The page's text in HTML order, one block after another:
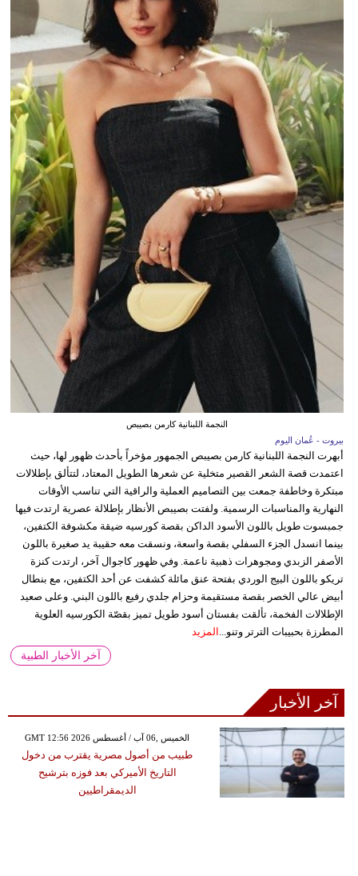
النجمة اللبنانية كارمن بصيبص
بيروت - عُمان اليوم
أبهرت النجمة اللبنانية كارمن بصيبص الجمهور مؤخراً بأحدث ظهور لها، حيث
اعتمدت قصة الشعر القصير متخلية عن شعرها الطويل المعتاد، لتتألق بإطلالات
مبتكرة وخاطفة جمعت بين التصاميم العملية والراقية التي تناسب الأوقات
النهارية والمناسبات الرسمية. ولفتت بصيبص الأنظار بإطلالة عصرية ارتدت فيها
جمبسوت طويل باللون الأسود الداكن بقصة كورسيه ضيقة مكشوفة الكتفين،
بينما انسدل الجزء السفلي بقصة واسعة، ونسقت معه حقيبة يد صغيرة باللون
الأصفر الزبدي ومجوهرات ذهبية ناعمة. وفي ظهور كاجوال آخر، ارتدت كنزة
تريكو باللون البيج الوردي بفتحة عنق مائلة كشفت عن أحد الكتفين، مع بنطال
أبيض عالي الخصر بقصة مستقيمة وحزام جلدي رفيع باللون البني. وعلى صعيد
الإطلالات الفخمة، تألقت بفستان أسود طويل تميز بقصّة الكورسيه العلوية
المطرزة بحبيبات الترتر وتنو...
المزيد
آخر الأخبار الطبية
آخر الأخبار
GMT 12:56 2026 الخميس ,06 آب / أغسطس
طبيب من أصول مصرية يقترب من دخول
التاريخ الأميركي بعد فوزه بترشيح
الديمقراطيين